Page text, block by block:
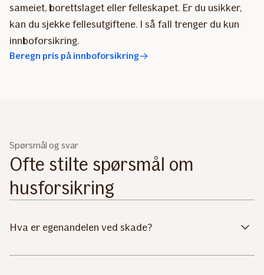
sameiet, borettslaget eller felleskapet. Er du usikker,
kan du sjekke fellesutgiftene. I så fall trenger du kun
innboforsikring.
Beregn pris på innboforsikring
Spørsmål og svar
Ofte stilte spørsmål om
husforsikring
Hva er egenandelen ved skade?